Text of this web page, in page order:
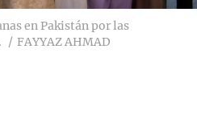
en Pakistán por las
FAYYAZ AHMAD